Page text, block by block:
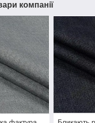
компанії